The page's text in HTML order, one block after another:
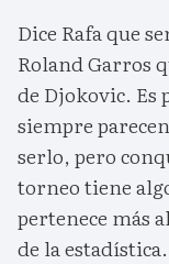
Dice Rafa que
Roland Garros
de Djokovic. Es
siempre
serlo, pero
torneo tiene
pertenece más
de la estadística.